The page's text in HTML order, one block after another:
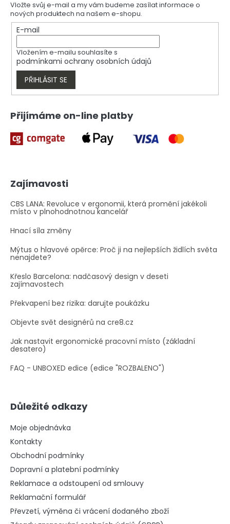
Vložte svůj e-mail a my vám budeme zasílat informace o
nových produktech na našem e-shopu.
E-mail
Vložením e-mailu souhlasíte s
podmínkami ochrany osobních údajů
PŘIHLÁSIT SE
Přijímáme on-line platby
Zajímavosti
CBS LANA: Revoluce v ergonomii, která promění jakékoli
místo v plnohodnotnou kancelář
Hnací síla změny
Mýtus o hlavové opěrce: Proč ji na nejlepších židlích světa
nenajdete?
Křeslo Barcelona: nadčasový design v deseti
zajímavostech
Překvapení bez rizika: darujte poukázku
Objevte svět designérů na cre8.cz
Jak nastavit ergonomické pracovní místo (základní
desatero)
FAQ - UNBOXED edice (edice "ROZBALENO")
Důležité odkazy
Moje objednávka
Kontakty
Obchodní podmínky
Dopravní a platební podmínky
Reklamace a odstoupení od smlouvy
Reklamační formulář
Převzetí, výměna či vrácení dodaného zboží